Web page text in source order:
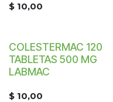
$ 10,00
COLESTERMAC 120
TABLETAS 500 MG
LABMAC
$ 10,00